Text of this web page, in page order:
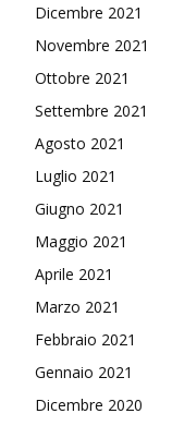
Dicembre 2021
Novembre 2021
Ottobre 2021
Settembre 2021
Agosto 2021
Luglio 2021
Giugno 2021
Maggio 2021
Aprile 2021
Marzo 2021
Febbraio 2021
Gennaio 2021
Dicembre 2020